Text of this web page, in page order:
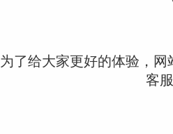
为了给大家更好的体验，
客